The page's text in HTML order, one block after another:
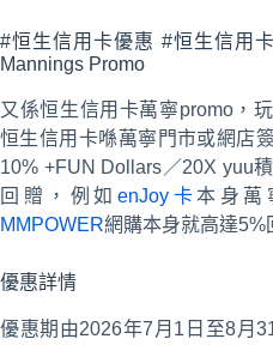
#恒生信用卡優惠 #恒生信用
Mannings Promo
又係恒生信用卡萬寧promo，
恒生信用卡喺萬寧門市或網店
10% +FUN Dollars／20X yuu
回贈，例如enJoy卡本身萬
MMPOWER網購本身就高達5%
優惠詳情
優惠期由2026年7月1日至8月